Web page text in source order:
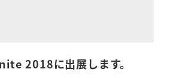
2018に出展します。